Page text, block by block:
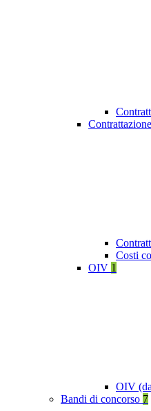
Costi
OIV 1
OIV
Bandi di concorso 7